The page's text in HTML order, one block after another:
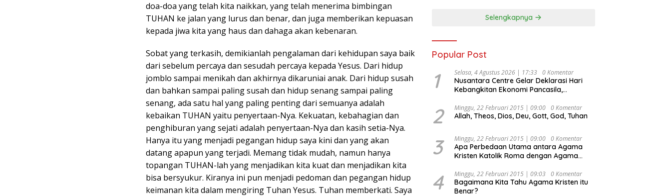
doa-doa yang telah kita naikkan, yang telah menerima bimbingan
TUHAN ke jalan yang lurus dan benar, dan juga memberikan kepuasan
kepada jiwa kita yang haus dan dahaga akan kebenaran.
Sobat yang terkasih, demikianlah pengalaman dari kehidupan saya baik
dari sebelum percaya dan sesudah percaya kepada Yesus. Dari hidup
jomblo sampai menikah dan akhirnya dikaruniai anak. Dari hidup susah
dan bahkan sampai paling susah dan hidup senang sampai paling
senang, ada satu hal yang paling penting dari semuanya adalah
kebaikan TUHAN yaitu penyertaan-Nya. Kekuatan, kebahagian dan
penghiburan yang sejati adalah penyertaan-Nya dan kasih setia-Nya.
Hanya itu yang menjadi pegangan hidup saya kini dan yang akan
datang apapun yang terjadi. Memang tidak mudah, namun hanya
topangan TUHAN-lah yang menjadikan kita kuat dan menjadikan kita
bisa bersyukur. Kiranya ini pun menjadi pedoman dan pegangan hidup
keimanan kita dalam mengiring Tuhan Yesus. Tuhan memberkati. Saya
Selengkapnya
Popular Post
1 Selasa, 4 Agustus 2026 | 17:33 0 Komentar
Nusantara Centre Gelar Deklarasi Hari
Kebangkitan Ekonomi Pancasila,
Djojohadikusumo Anti Penjajahan
(Pergolakan Ekonomi Politik Indonesia) &
Undang Perekonomian Nasional dan
Kesejahteraan Sosial dalam Menata
Bangsa Menuju Indonesia Emas 2045”,
2 Minggu, 22 Februari 2015 | 09:00 0 Komentar
Allah, Theos, Dios, Deu, Gott, God, Tuhan
3 Minggu, 22 Februari 2015 | 09:00 0 Komentar
Apa Perbedaan Utama antara Agama
Kristen Katolik Roma dengan Agama
4 Minggu, 22 Februari 2015 | 09:03 0 Komentar
Bagaimana Kita Tahu Agama Kristen itu
Benar?